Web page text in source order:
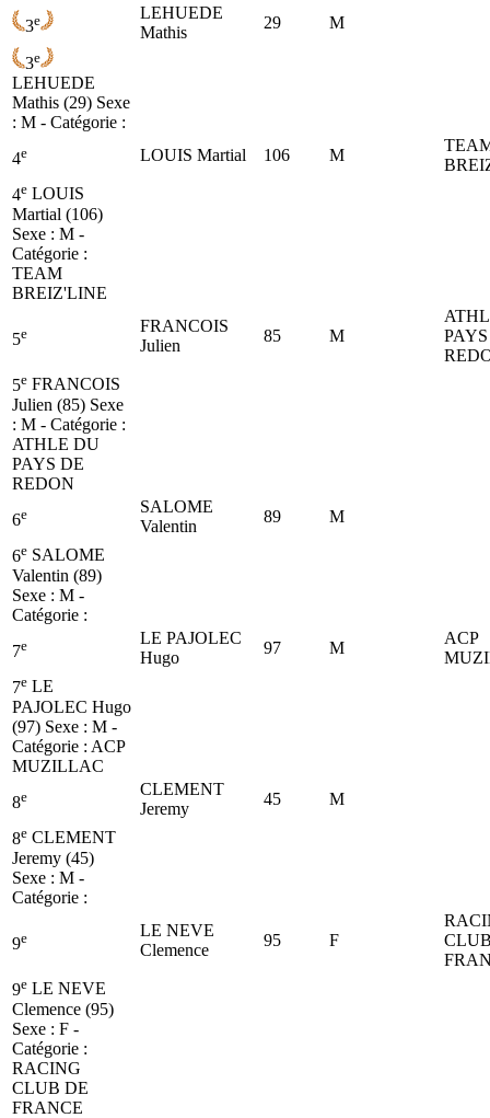
3e
LEHUEDE
Mathis
29 M
3e
LEHUEDE
Mathis (29) Sexe
: M - Catégorie :
4e LOUIS Martial 106 M
4e LOUIS
Martial (106)
Sexe : M -
Catégorie :
TEAM
BREIZ'LINE
5e
FRANCOIS
Julien
85 M
5e FRANCOIS
Julien (85) Sexe
: M - Catégorie :
ATHLE DU
PAYS DE
REDON
6e
SALOME
Valentin
89 M
6e SALOME
Valentin (89)
Sexe : M -
Catégorie :
7e
LE PAJOLEC
Hugo
97 M
ACP
7e LE
PAJOLEC Hugo
(97) Sexe : M -
Catégorie : ACP
MUZILLAC
8e
CLEMENT
Jeremy
45 M
8e CLEMENT
Jeremy (45)
Sexe : M -
Catégorie :
9e
LE NEVE
Clemence
95 F
9e LE NEVE
Clemence (95)
Sexe : F -
Catégorie :
RACING
CLUB DE
FRANCE